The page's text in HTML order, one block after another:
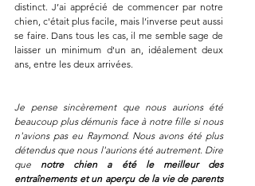
distinct. J’ai apprécié de commencer par notre
chien, c'était plus facile, mais l’inverse peut aussi
se faire. Dans tous les cas, il me semble sage de
laisser un minimum d'un an, idéalement deux
ans, entre les deux arrivées.
Je pense sincèrement que nous aurions été
beaucoup plus démunis face à notre fille si nous
n'avions pas eu Raymond. Nous avons été plus
détendus que nous l'aurions été autrement. Dire
que notre chien a été le meilleur des
entraînements et un aperçu de la vie de parents